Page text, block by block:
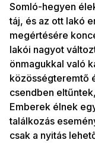
Somló-hegyen
táj, és az ott lakó
megértésére
lakói nagyot
önmagukkal való
közösségteremtő
csendben
Emberek élnek
találkozás
csak a nyitás